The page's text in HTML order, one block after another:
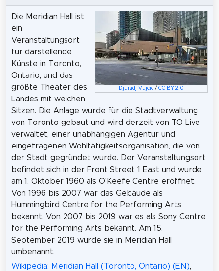
Djuradj Vujcic /CC BY 2.0
Die Meridian Hall ist
ein
Veranstaltungsort
für darstellende
Künste in Toronto,
Ontario, und das
größte Theater des
Landes mit weichen
Sitzen. Die Anlage wurde für die Stadtverwaltung
von Toronto gebaut und wird derzeit von TO Live
verwaltet, einer unabhängigen Agentur und
eingetragenen Wohltätigkeitsorganisation, die von
der Stadt gegründet wurde. Der Veranstaltungsort
befindet sich in der Front Street 1 East und wurde
am 1. Oktober 1960 als O'Keefe Centre eröffnet.
Von 1996 bis 2007 war das Gebäude als
Hummingbird Centre for the Performing Arts
bekannt. Von 2007 bis 2019 war es als Sony Centre
for the Performing Arts bekannt. Am 15.
September 2019 wurde sie in Meridian Hall
umbenannt.
Wikipedia: Meridian Hall (Toronto, Ontario) (EN),